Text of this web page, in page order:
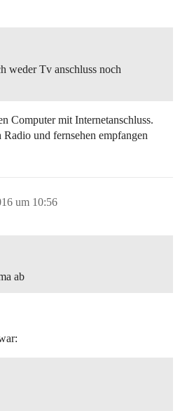
weder Tv anschluss noch
Computer mit Internetanschluss.
und fernsehen empfangen
um 10:56
ab